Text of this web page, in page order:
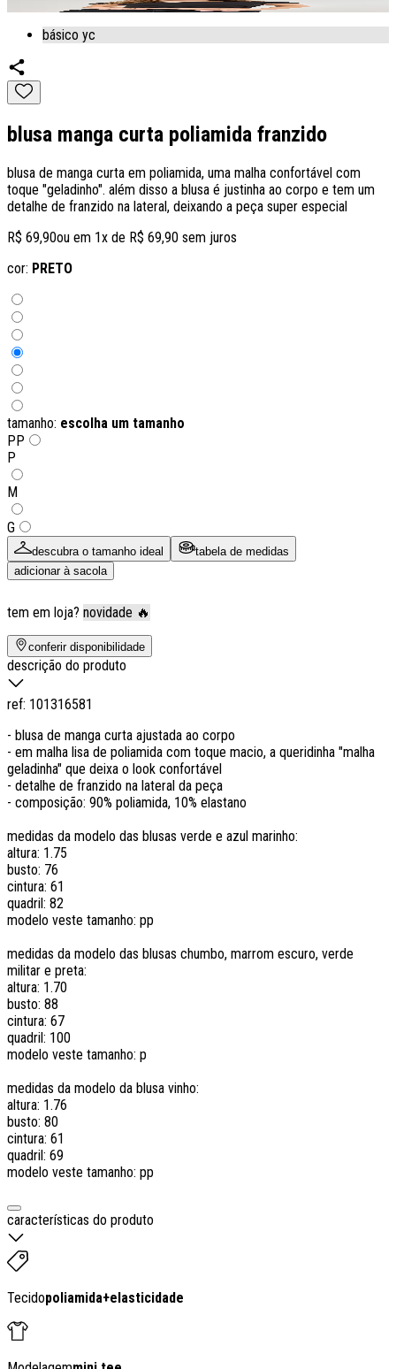
básico yc
blusa manga curta poliamida franzido
blusa de manga curta em poliamida, uma malha confortável com
toque "geladinho". além disso a blusa é justinha ao corpo e tem um
detalhe de franzido na lateral, deixando a peça super especial
R$ 69,90ou em 1x de R$ 69,90 sem juros
cor: PRETO
tamanho: escolha um tamanho
PP
P
M
G
descubra o tamanho ideal
tabela de medidas
adicionar à sacola
tem em loja? novidade 🔥
conferir disponibilidade
descrição do produto
ref: 101316581
- blusa de manga curta ajustada ao corpo
- em malha lisa de poliamida com toque macio, a queridinha "malha
geladinha" que deixa o look confortável
- detalhe de franzido na lateral da peça
- composição: 90% poliamida, 10% elastano
medidas da modelo das blusas verde e azul marinho:
altura: 1.75
busto: 76
cintura: 61
quadril: 82
modelo veste tamanho: pp
medidas da modelo das blusas chumbo, marrom escuro, verde
militar e preta:
altura: 1.70
busto: 88
cintura: 67
quadril: 100
modelo veste tamanho: p
medidas da modelo da blusa vinho:
altura: 1.76
busto: 80
cintura: 61
quadril: 69
modelo veste tamanho: pp
características do produto
Tecidopoliamida+elasticidade